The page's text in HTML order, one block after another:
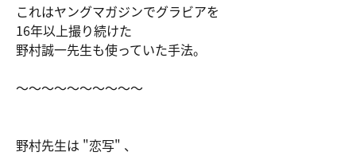
これはヤングマガジンでグラビアを
16年以上撮り続けた
野村誠一先生も使っていた手法。
～～～～～～～～～～
野村先生は "恋写" 、